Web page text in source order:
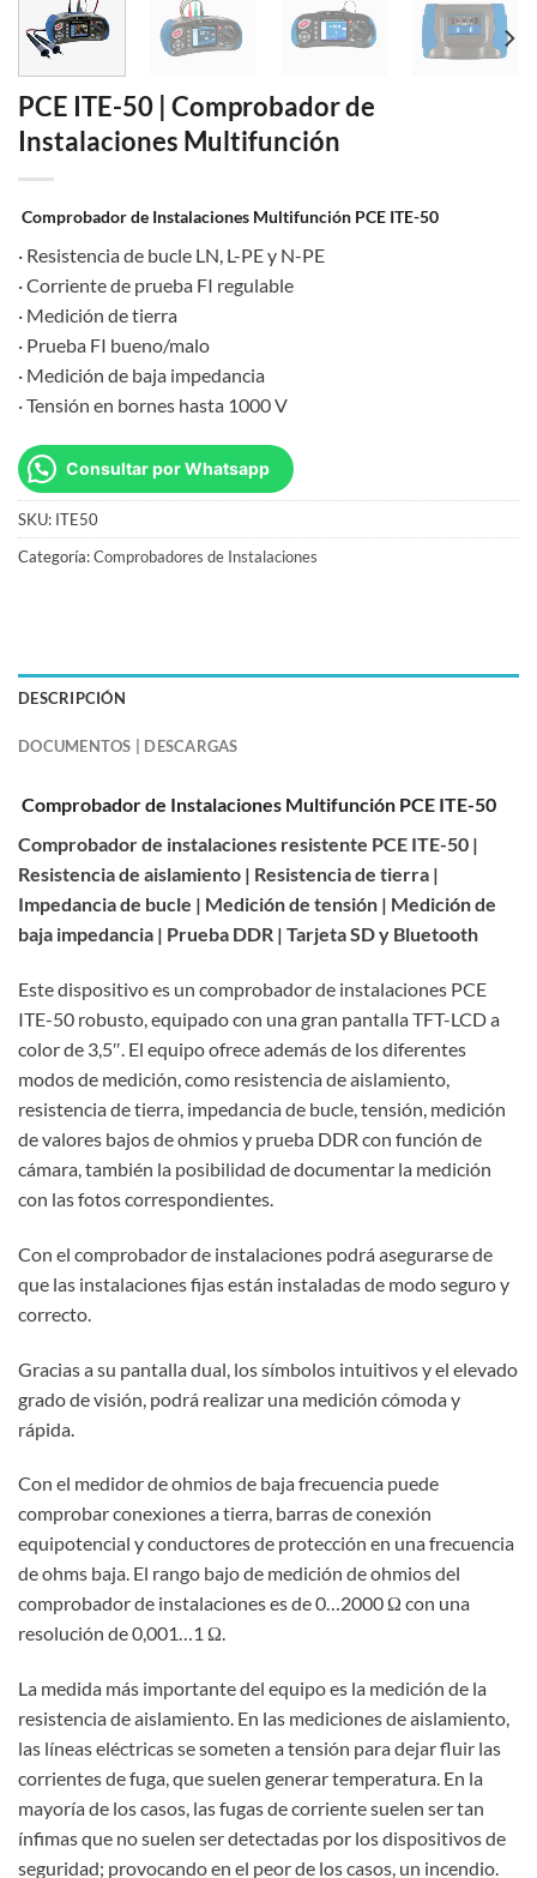
PCE ITE-50 | Comprobador de
Instalaciones Multifunción
Comprobador de Instalaciones Multifunción PCE ITE-50
· Resistencia de bucle LN, L-PE y N-PE
· Corriente de prueba FI regulable
· Medición de tierra
· Prueba FI bueno/malo
· Medición de baja impedancia
· Tensión en bornes hasta 1000 V
Consultar por Whatsapp
SKU: ITE50
Categoría:Comprobadores de Instalaciones
DESCRIPCIÓN
DOCUMENTOS | DESCARGAS
Comprobador de Instalaciones Multifunción PCE ITE-50
Comprobador de instalaciones resistente PCE ITE-50 |
Resistencia de aislamiento | Resistencia de tierra |
Impedancia de bucle | Medición de tensión | Medición de
baja impedancia | Prueba DDR | Tarjeta SD y Bluetooth
Este dispositivo es un comprobador de instalaciones PCE
ITE-50 robusto, equipado con una gran pantalla TFT-LCD a
color de 3,5″. El equipo ofrece además de los diferentes
modos de medición, como resistencia de aislamiento,
resistencia de tierra, impedancia de bucle, tensión, medición
de valores bajos de ohmios y prueba DDR con función de
cámara, también la posibilidad de documentar la medición
con las fotos correspondientes.
Con el comprobador de instalaciones podrá asegurarse de
que las instalaciones fijas están instaladas de modo seguro y
correcto.
Gracias a su pantalla dual, los símbolos intuitivos y el elevado
grado de visión, podrá realizar una medición cómoda y
rápida.
Con el medidor de ohmios de baja frecuencia puede
comprobar conexiones a tierra, barras de conexión
equipotencial y conductores de protección en una frecuencia
de ohms baja. El rango bajo de medición de ohmios del
comprobador de instalaciones es de 0…2000 Ω con una
resolución de 0,001…1 Ω.
La medida más importante del equipo es la medición de la
resistencia de aislamiento. En las mediciones de aislamiento,
las líneas eléctricas se someten a tensión para dejar fluir las
corrientes de fuga, que suelen generar temperatura. En la
mayoría de los casos, las fugas de corriente suelen ser tan
ínfimas que no suelen ser detectadas por los dispositivos de
seguridad; provocando en el peor de los casos, un incendio.